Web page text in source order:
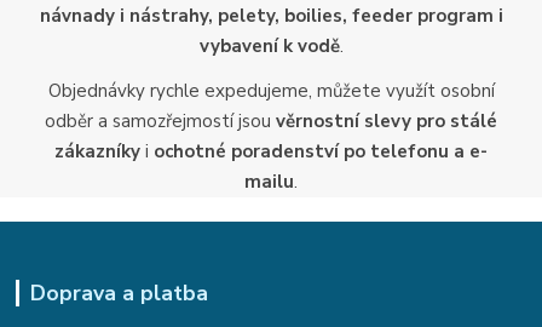
návnady i nástrahy, pelety, boilies, feeder program i
vybavení k vodě.
Objednávky rychle expedujeme, můžete využít osobní
odběr a samozřejmostí jsou věrnostní slevy pro stálé
zákazníky i ochotné poradenství po telefonu a e-
mailu.
Doprava a platba